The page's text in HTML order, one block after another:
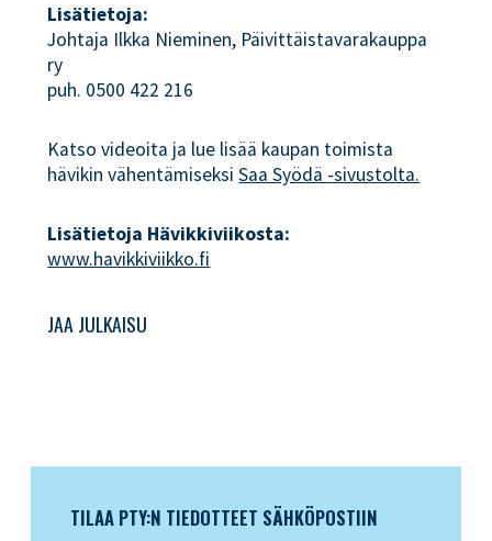
Lisätietoja:
Johtaja Ilkka Nieminen, Päivittäistavarakauppa
ry
puh. 0500 422 216
Katso videoita ja lue lisää kaupan toimista
hävikin vähentämiseksiSaa Syödä -sivustolta.
Lisätietoja Hävikkiviikosta:
www.havikkiviikko.fi
JAA JULKAISU
TILAA PTY:N TIEDOTTEET SÄHKÖPOSTIIN